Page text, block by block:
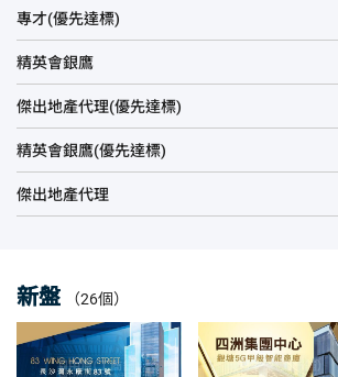
專才(優先達標)
精英會銀鷹
傑出地產代理(優先達標)
精英會銀鷹(優先達標)
傑出地產代理
新盤 （26個）